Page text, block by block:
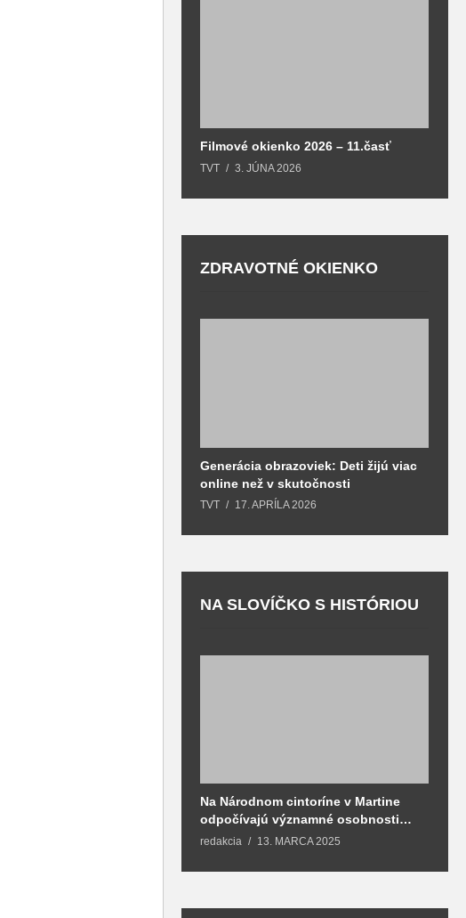
Filmové okienko 2026 – 11.časť
TVT 3. JÚNA 2026
ZDRAVOTNÉ OKIENKO
Generácia obrazoviek: Deti žijú viac
online než v skutočnosti
TVT 17. APRÍLA 2026
NA SLOVÍČKO S HISTÓRIOU
Na Národnom cintoríne v Martine
odpočívajú významné osobnosti
spojené aj s mestom Martin
redakcia 13. MARCA 2025